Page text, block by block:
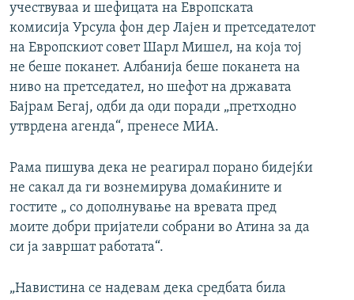
учествуваа и шефицата на Европската
комисија Урсула фон дер Лајен и претседателот
на Европскиот совет Шарл Мишел, на која тој
не беше поканет. Албанија беше поканета на
ниво на претседател, но шефот на државата
Бајрам Бегај, одби да оди поради „претходно
утврдена агенда“, пренесе МИА.
Рама пишува дека не реагирал порано бидејќи
не сакал да ги вознемирува домаќините и
гостите „ со дополнување на вревата пред
моите добри пријатели собрани во Атина за да
си ја завршат работата“.
„Навистина се надевам дека средбата била